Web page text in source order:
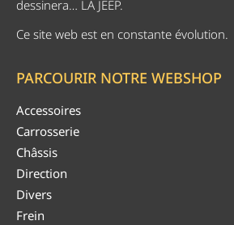
dessinera… LA JEEP.
Ce site web est en constante évolution.
PARCOURIR NOTRE WEBSHOP
Accessoires
Carrosserie
Châssis
Direction
Divers
Frein